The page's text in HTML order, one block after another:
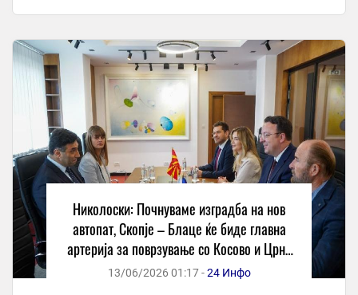
Николоски: Почнуваме изградба на нов
автопат, Скопје – Блаце ќе биде главна
артерија за поврзување со Косово и Црна
Гора
13/06/2026 01:17 -24 Инфо